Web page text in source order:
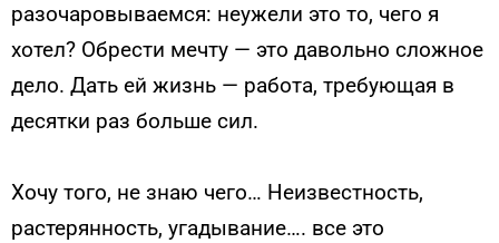
разочаровываемся: неужели это то, чего я
хотел? Обрести мечту — это давольно сложное
дело. Дать ей жизнь — работа, требующая в
десятки раз больше сил.
Хочу того, не знаю чего… Неизвестность,
растерянность, угадывание…. все это